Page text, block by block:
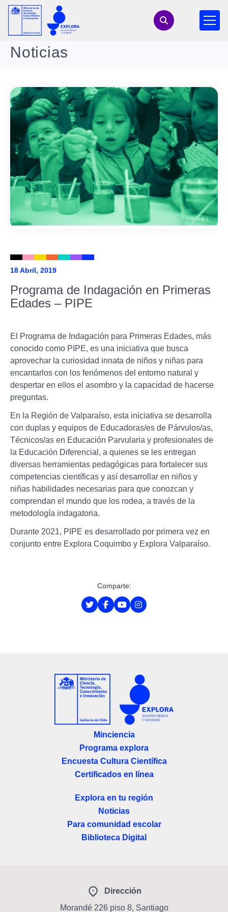
Noticias
18 Abril, 2019
Programa de Indagación en Primeras
Edades – PIPE
El Programa de Indagación para Primeras Edades, más
conocido como PIPE, es una iniciativa que busca
aprovechar la curiosidad innata de niños y niñas para
encantarlos con los fenómenos del entorno natural y
despertar en ellos el asombro y la capacidad de hacerse
preguntas.
En la Región de Valparaíso, esta iniciativa se desarrolla
con duplas y equipos de Educadoras/es de Párvulos/as,
Técnicos/as en Educación Parvularia y profesionales de
la Educación Diferencial, a quienes se les entregan
diversas herramientas pedagógicas para fortalecer sus
competencias científicas y así desarrollar en niños y
niñas habilidades necesarias para que conozcan y
comprendan el mundo que los rodea, a través de la
metodología indagatoria.
Durante 2021, PIPE es desarrollado por primera vez en
conjunto entre Explora Coquimbo y Explora Valparaíso.
Comparte:
Minciencia
Programa explora
Encuesta Cultura Científica
Certificados en línea
Explora en tu región
Noticias
Para comunidad escolar
Biblioteca Digital
Dirección
Morandé 226 piso 8, Santiago